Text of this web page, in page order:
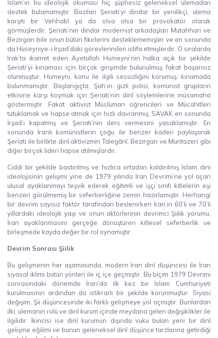
İslam’ın bu ideolojik okuması hiç şüphesiz geleneksel ulemadan
destek bulamamıştır. Bazıları Şeriati’yi dindar bir yenilikçi, ulema
karşıtı bir Vehhabî ya da olsa olsa bir provokatör olarak
görmüşlerdir. Şeriati’nin dindar modernist arkadaşları Mutahhari ve
Bezirgan bile onun bütün fikirlerini desteklememişler ve en sonunda
da Hüseyniye-i İrşad’daki görevlerinden istifa etmişlerdir. O sıralarda
Irak’ta ikamet eden Ayetullah Humeyni’nin halka açık bir şekilde
Şeriati’yi kınaması için birçok girişimde bulunulmuş fakat başarısız
olunmuştur. Humeyni, konu ile ilgili sessizliğini korumuş, kınamada
bulunmamıştır. Başlangıçta, Şah’ın gizli polisi, komünist grupların
etkisine karşı koymak için Şeriati’nin dinî söylemlerine müsamaha
göstermiştir. Fakat aktivist Müslüman öğrencileri ve Mücahitleri
tutuklamak ve hapse atmak için hızlı davranmış, SAVAK en sonunda
İrşad’ı kapatmış ve Şeriati’nin ders vermesini yasaklamıştır. En
sonunda İranlı komünistlerin çoğu ile benzer kaderi paylaşarak
Şeriati ile birlikte dinî aktivizmin Talegânî, Bezirgan ve Muntazeri gibi
diğer birçok lideri hapse atılmışlardır.
Ciddi bir şekilde bastırılmış ve hızlıca ortadan kaldırılmış İslam dini
ideolojisinin gelişimi yine de 1979 yılında İran Devrimi’ne yol açan
ulusal ayaklanmayı teşvik ederek eğitimli ve işçi sınıfı kitlelerin eşi
benzeri görülmemiş bir seferberliğine zemin hazırlamıştır. Herhangi
bir devrim sayısız faktör tarafından beslenirken İran’ın 60’lı ve 70’li
yıllardaki ideolojik yaşı ve onun aktörlerinin devrimci Şiilik yorumu,
İran ayaklanmasını gerçeğe dönüştüren kitlesel seferberlik ve
birleşmede kayda değer bir rol oynamıştır.
Devrim Sonrası Şiilik
Bu gelişmenin her aşamasında, modern İran dinî düşüncesi ile İran
siyasal iklimi bütün yönleri ile iç içe geçmiştir. Bu biçim 1979 Devrimi
sonrasındaki dönemde İran’da ilk kez bir İslam Cumhuriyeti
kurulmasının ardından da istikrarlı bir şekilde korunmuştur. Siyasi
değişim, Şii düşüncesinde iki farklı gelişmeye yol açmıştır: Bunlardan
ilki, ulemanın rolü ve dinî kurum içinde meydana gelen değişiklikler ile
ilgilidir. İkincisi ise dinî kurumun dışında vuku bulan yeni bir dinî
gelişme eğilimi ve bunun geleneksel dinî düşünce tarzlarına getirdiği